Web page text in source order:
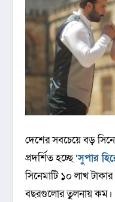
দেশের সবচেয়ে বড়
প্রদর্শিত হচ্ছে ‘সুপার
সিনেমাটি ১০ লাখ
বছরগুলোর তুলনায় কম।